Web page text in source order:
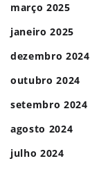
março 2025
janeiro 2025
dezembro 2024
outubro 2024
setembro 2024
agosto 2024
julho 2024